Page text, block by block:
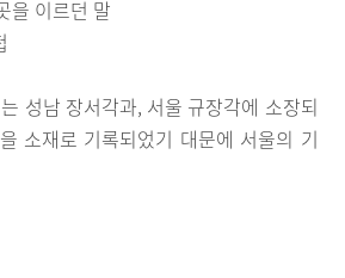
을 이르던 말
성남 장서각과, 서울 규장각에 소장되
소재로 기록되었기 대문에 서울의 기